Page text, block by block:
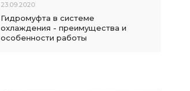
23.09.2020
Гидромуфта в системе
охлаждения - преимущества и
особенности работы